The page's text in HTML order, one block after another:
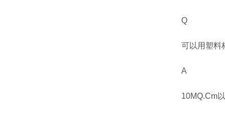
Q
可以用塑料
A
10MQ.Cm